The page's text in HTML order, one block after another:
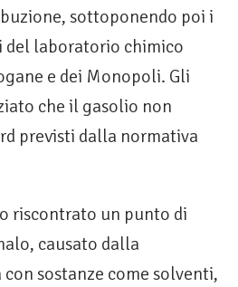
sottoponendo poi i
del laboratorio chimico
e dei Monopoli. Gli
che il gasolio non
previsti dalla normativa
riscontrato un punto di
causato dalla
sostanze come solventi,